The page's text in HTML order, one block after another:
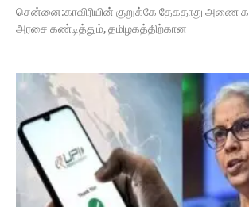
சென்னை:காவிரியின் குறுக்கே தேகதாது அணை
அரசை கண்டித்தும், தமிழகத்திற்கான